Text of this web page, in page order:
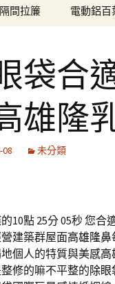
隔間拉簾 電動鋁百
袋合
雄隆
08 未分類
10點 25分 05秒您合
建築群屋面高雄隆鼻
個人的特質與美感高
修的嘛不平整的除眼